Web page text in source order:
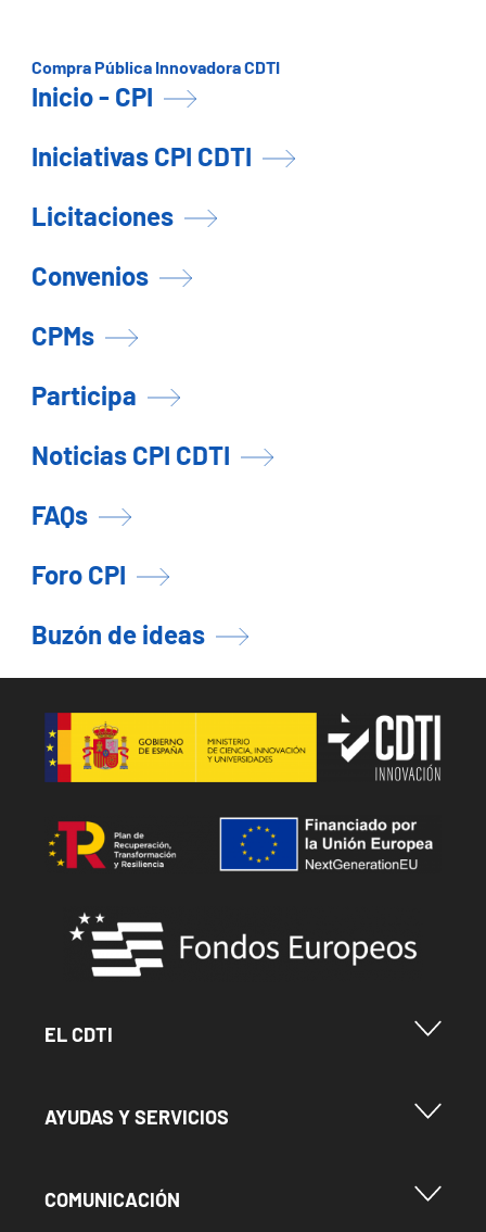
Compra Pública Innovadora CDTI
Inicio - CPI
Iniciativas CPI CDTI
Licitaciones
Convenios
CPMs
Participa
Noticias CPI CDTI
FAQs
Foro CPI
Buzón de ideas
Image
Image
Menu Footer Cdti
EL CDTI
Menu Footer Ayudas y Servicios
AYUDAS Y SERVICIOS
Menu Footer Comunicación
COMUNICACIÓN